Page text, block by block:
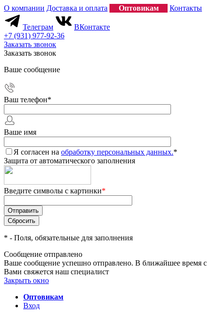
О компании Доставка и оплата Оптовикам Контакты
Телеграм
ВКонтакте
+7 (931) 977-92-36
Заказать звонок
Заказать звонок
Ваше сообщение
Ваш телефон*
Ваше имя
Я согласен на обработку персональных данных.*
Защита от автоматического заполнения
Введите символы с картинки*
* - Поля, обязательные для заполнения
Сообщение отправлено
Ваше сообщение успешно отправлено. В ближайшее время с
Вами свяжется наш специалист
Закрыть окно
Оптовикам
Вход